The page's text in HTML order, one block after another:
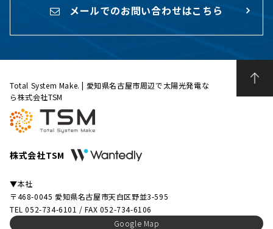
メールでのお問い合わせはこちら
Total System Make. | 愛知県名古屋市周辺で太陽光発電な
ら株式会社TSM
株式会社TSM
▼本社
〒468-0045 愛知県名古屋市天白区野並3-595
TEL 052-734-6101 / FAX 052-734-6106
Google Map